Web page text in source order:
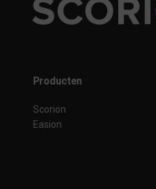
Producten
Scorion
Easion